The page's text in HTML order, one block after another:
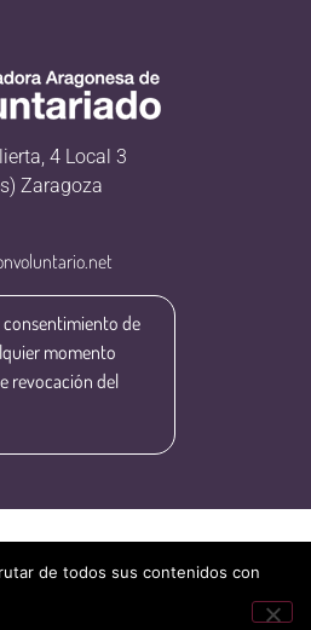
4 Local 3
Zaragoza
consentimiento de
momento
revocación del
de todos sus contenidos con